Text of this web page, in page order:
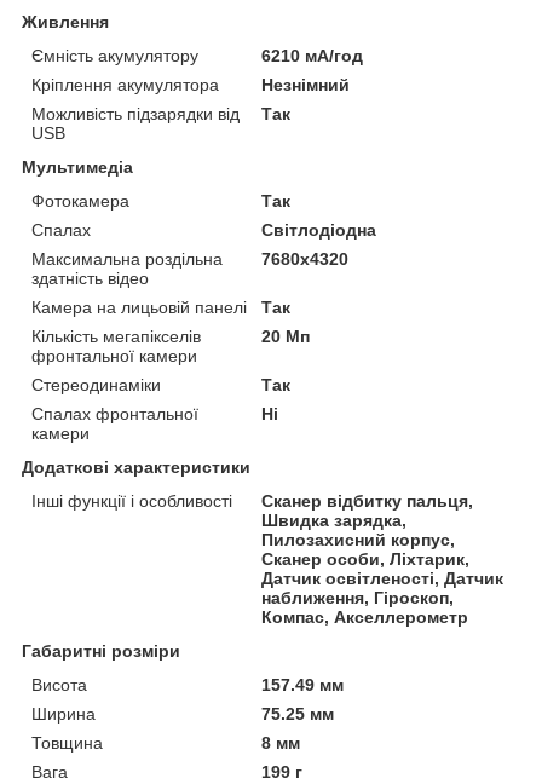
Живлення
Ємність акумулятору
6210 мА/год
Кріплення акумулятора
Незнімний
Можливість підзарядки від
USB
Так
Мультимедіа
Фотокамера
Так
Спалах
Світлодіодна
Максимальна роздільна
здатність відео
7680x4320
Камера на лицьовій панелі
Так
Кількість мегапікселів
фронтальної камери
20 Мп
Стереодинаміки
Так
Спалах фронтальної
камери
Ні
Додаткові характеристики
Інші функції і особливості
Сканер відбитку пальця,
Швидка зарядка,
Пилозахисний корпус,
Сканер особи, Ліхтарик,
Датчик освітленості, Датчик
наближення, Гіроскоп,
Компас, Акселлерометр
Габаритні розміри
Висота
157.49 мм
Ширина
75.25 мм
Товщина
8 мм
Вага
199 г